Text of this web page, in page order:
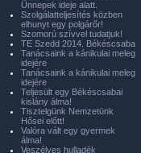
Ünnepek ideje alatt.
Szolgálatteljesítés közben
elhunyt egy polgárőr!
Szomorú szívvel tudatjuk!
TE Szedd 2014. Békéscsaba
Tanácsaink a kánikulai meleg
idejére
Tanácsaink a kánikulai meleg
idejére
Teljesült egy Békéscsabai
kislány álma!
Tisztelgünk Nemzetünk
Hősei előtt!
Valóra vált egy gyermek
álma!
Veszélyes hulladék